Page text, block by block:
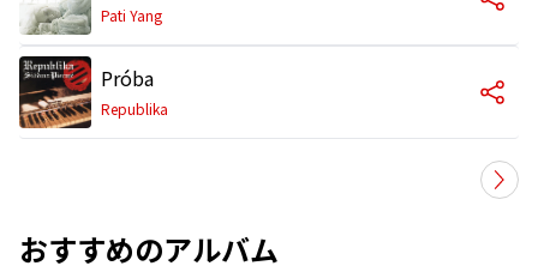
Pati Yang
Próba
Republika
おすすめのアルバム